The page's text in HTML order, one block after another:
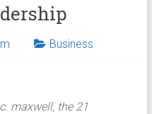
Business
maxwell, the 21